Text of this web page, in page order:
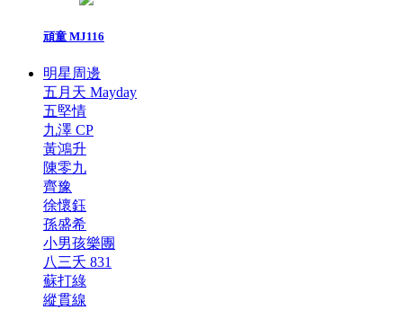
頑童 MJ116
明星周邊
五月天 Mayday
五堅情
九澤 CP
黃鴻升
陳零九
齊豫
徐懷鈺
孫盛希
小男孩樂團
八三夭 831
蘇打綠
縱貫線